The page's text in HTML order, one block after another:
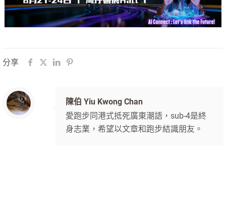
分享
陳伯 Yiu Kwong Chan
愛跑步同港式抵死廣東潮語，sub-4是終
身志業，希望以文章和跑步結識朋友。